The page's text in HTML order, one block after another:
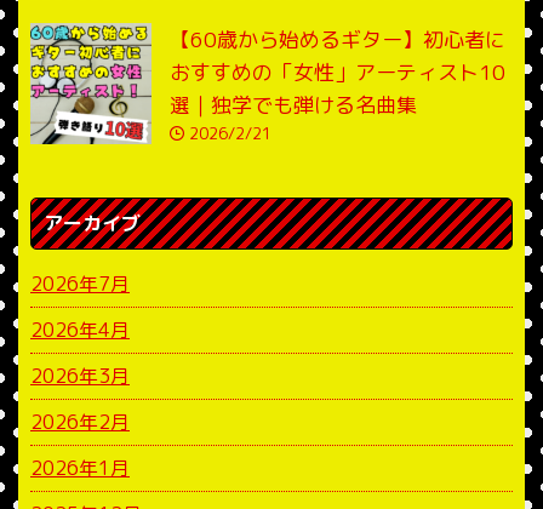
【60歳から始めるギター】初心者に
おすすめの「女性」アーティスト10
選｜独学でも弾ける名曲集
2026/2/21
アーカイブ
2026年7月
2026年4月
2026年3月
2026年2月
2026年1月